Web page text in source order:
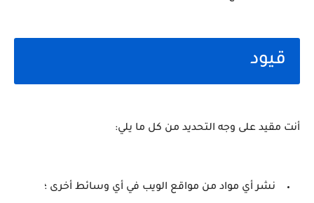
قيود
أنت مقيد على وجه التحديد من كل ما يلي:
نشر أي مواد من مواقع الويب في أي وسائط أخرى ؛